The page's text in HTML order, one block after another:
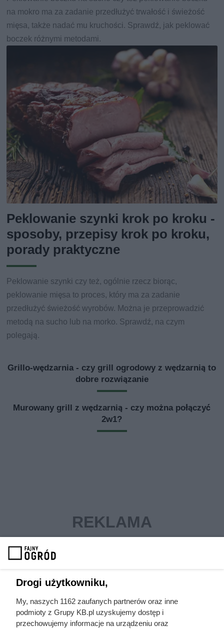
na mokro ma za zadanie przedłużyć trwałość i świeżość
mięsa, także nadać mu kruchości. Sprawdź, jak peklować
boczek różnymi metodami.
Peklowanie szynki krok po kroku -
sposoby, przepisy krok po kroku,
porady praktyczne
Peklowanie szynki czy też, ogólnie rzecz biorąc,
peklowanie mięsa to proces, który ma za zadanie
przedłużyć świeżość wyrobów. Można je przeprowadzić
metodą na sucho lub na morko. Sprawdź, na czym
polegają.
Grillo-wędzarnia - czy grill ogrodowy z wędzarnią to
dobre rozwiązanie
Murowany grill z wędzarnią - czy można połączyć
2w1?
wędzarnia ogrodowa wędliny domowe
Drogi użytkowniku,
My, naszych 1162 zaufanych partnerów oraz inne
podmioty z Grupy KB.pl uzyskujemy dostęp i
przechowujemy informacje na urządzeniu oraz